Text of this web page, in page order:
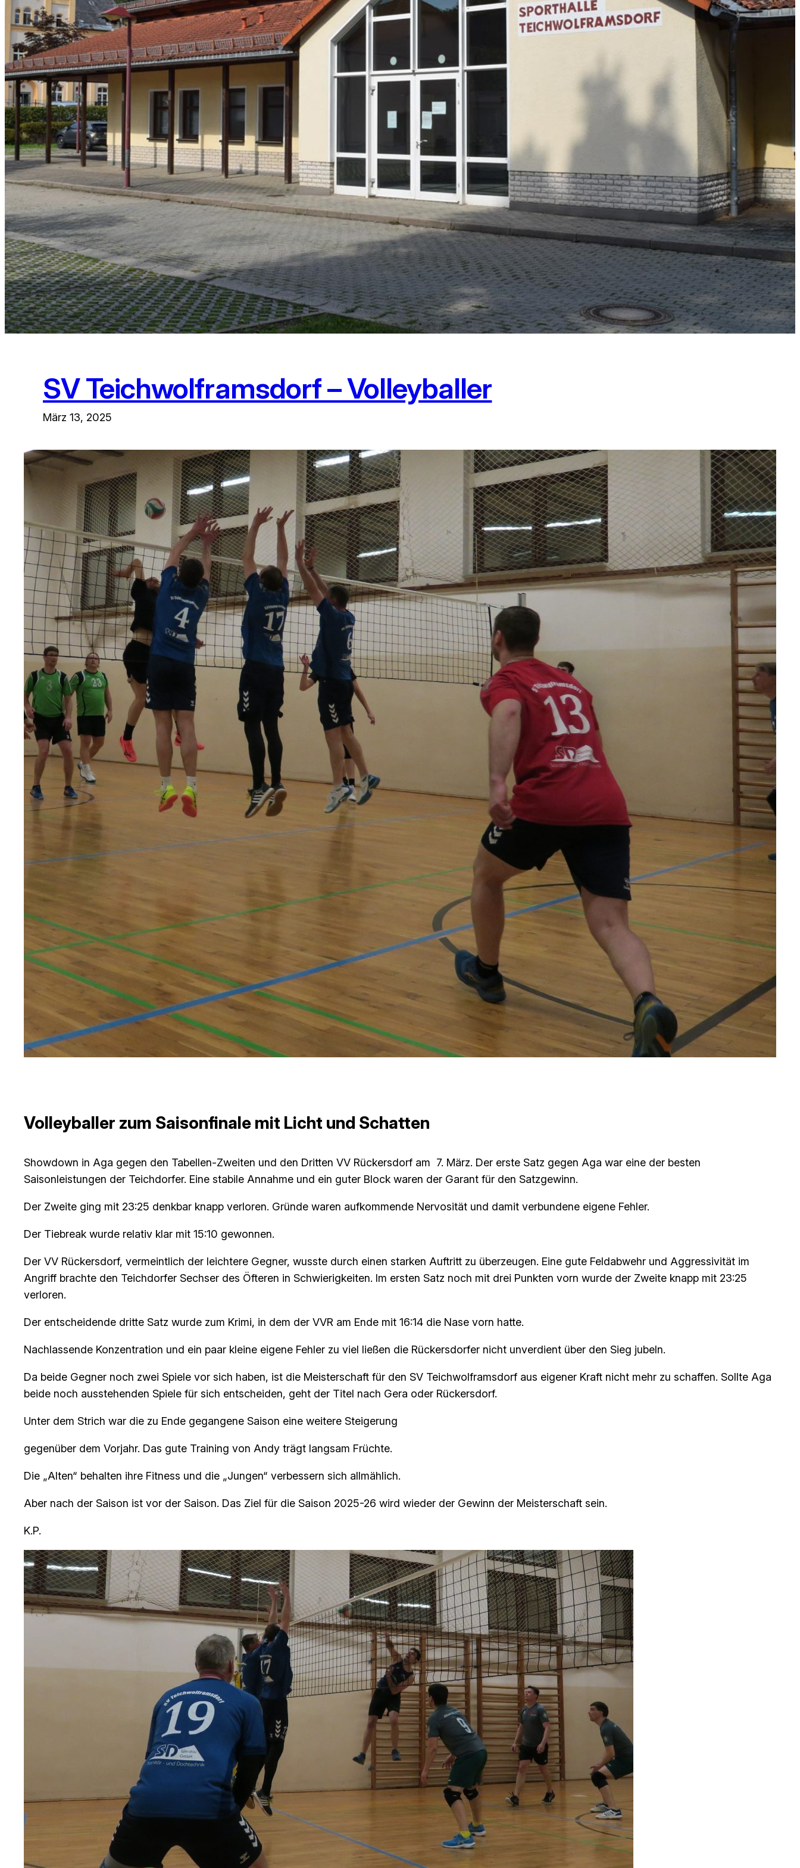
SV Teichwolframsdorf – Volleyballer
März 13, 2025
Volleyballer zum Saisonfinale mit Licht und Schatten
Showdown in Aga gegen den Tabellen-Zweiten und den Dritten VV Rückersdorf am 7. März. Der erste Satz gegen Aga war eine der besten
Saisonleistungen der Teichdorfer. Eine stabile Annahme und ein guter Block waren der Garant für den Satzgewinn.
Der Zweite ging mit 23:25 denkbar knapp verloren. Gründe waren aufkommende Nervosität und damit verbundene eigene Fehler.
Der Tiebreak wurde relativ klar mit 15:10 gewonnen.
Der VV Rückersdorf, vermeintlich der leichtere Gegner, wusste durch einen starken Auftritt zu überzeugen. Eine gute Feldabwehr und Aggressivität im
Angriff brachte den Teichdorfer Sechser des Öfteren in Schwierigkeiten. Im ersten Satz noch mit drei Punkten vorn wurde der Zweite knapp mit 23:25
verloren.
Der entscheidende dritte Satz wurde zum Krimi, in dem der VVR am Ende mit 16:14 die Nase vorn hatte.
Nachlassende Konzentration und ein paar kleine eigene Fehler zu viel ließen die Rückersdorfer nicht unverdient über den Sieg jubeln.
Da beide Gegner noch zwei Spiele vor sich haben, ist die Meisterschaft für den SV Teichwolframsdorf aus eigener Kraft nicht mehr zu schaffen. Sollte Aga
beide noch ausstehenden Spiele für sich entscheiden, geht der Titel nach Gera oder Rückersdorf.
Unter dem Strich war die zu Ende gegangene Saison eine weitere Steigerung
gegenüber dem Vorjahr. Das gute Training von Andy trägt langsam Früchte.
Die „Alten“ behalten ihre Fitness und die „Jungen“ verbessern sich allmählich.
Aber nach der Saison ist vor der Saison. Das Ziel für die Saison 2025-26 wird wieder der Gewinn der Meisterschaft sein.
K.P.